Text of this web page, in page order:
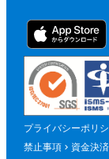
プライバシーポリ
禁止事項
資金決